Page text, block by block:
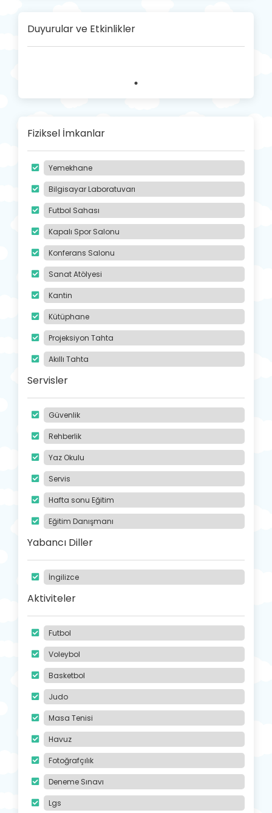
Duyurular ve Etkinlikler
Fiziksel İmkanlar
Yemekhane
Bilgisayar Laboratuvarı
Futbol Sahası
Kapalı Spor Salonu
Konferans Salonu
Sanat Atölyesi
Kantin
Kütüphane
Projeksiyon Tahta
Akıllı Tahta
Servisler
Güvenlik
Rehberlik
Yaz Okulu
Servis
Hafta sonu Eğitim
Eğitim Danışmanı
Yabancı Diller
İngilizce
Aktiviteler
Futbol
Voleybol
Basketbol
Judo
Masa Tenisi
Havuz
Fotoğrafçılık
Deneme Sınavı
Lgs